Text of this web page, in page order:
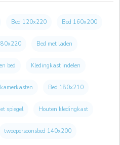
Bed 120x220 Bed 160x200
Bed met laden
bed Kledingkast indelen
Bed 180x210
spiegel Houten kledingkast
tweepersoonsbed 140x200